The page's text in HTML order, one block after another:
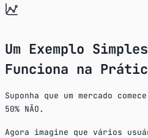
Um Exemplo
Funciona na
Suponha que um mercado
50% NÃO.
Agora imagine que vários